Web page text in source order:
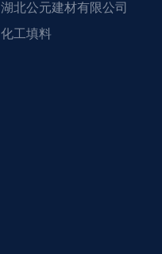
湖北公元建材有限公司
化工填料